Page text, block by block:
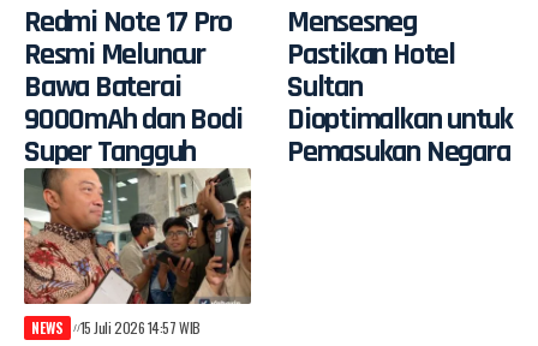
Redmi Note 17 Pro
Resmi Meluncur
Bawa Baterai
9000mAh dan Bodi
Super Tangguh
Mensesneg
Pastikan Hotel
Sultan
Dioptimalkan untuk
Pemasukan Negara
NEWS 15 Juli 2026 14:57 WIB